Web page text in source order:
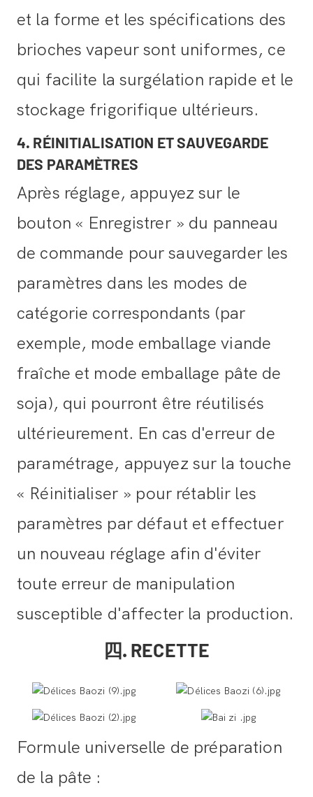
et la forme et les spécifications des
brioches vapeur sont uniformes, ce
qui facilite la surgélation rapide et le
stockage frigorifique ultérieurs.
4. RÉINITIALISATION ET SAUVEGARDE
DES PARAMÈTRES
Après réglage, appuyez sur le
bouton « Enregistrer » du panneau
de commande pour sauvegarder les
paramètres dans les modes de
catégorie correspondants (par
exemple, mode emballage viande
fraîche et mode emballage pâte de
soja), qui pourront être réutilisés
ultérieurement. En cas d'erreur de
paramétrage, appuyez sur la touche
« Réinitialiser » pour rétablir les
paramètres par défaut et effectuer
un nouveau réglage afin d'éviter
toute erreur de manipulation
susceptible d'affecter la production.
四. RECETTE
Formule universelle de préparation
de la pâte :